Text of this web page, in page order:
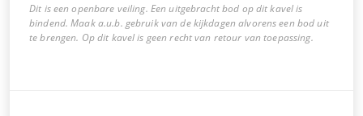
Dit is een openbare veiling. Een uitgebracht bod op dit kavel is
bindend. Maak a.u.b. gebruik van de kijkdagen alvorens een bod uit
te brengen. Op dit kavel is geen recht van retour van toepassing.